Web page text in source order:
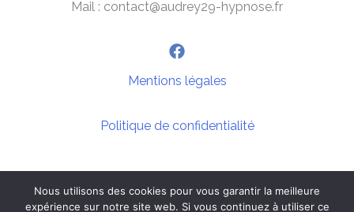
Mail : contact@audrey29-hypnose.fr
Mentions légales
Politique de confidentialité
Nous utilisons des cookies pour vous garantir la meilleure
expérience sur notre site web. Si vous continuez à utiliser ce